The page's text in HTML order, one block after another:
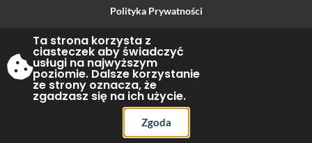
Polityka Prywatności
Wykonanie & Projekt
Ta strona korzysta z
ciasteczek aby świadczyć
usługi na najwyższym
poziomie. Dalsze korzystanie
ze strony oznacza, że
zgadzasz się na ich użycie.
Zgoda